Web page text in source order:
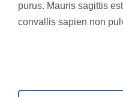
purus. Mauris sagittis
convallis sapien non